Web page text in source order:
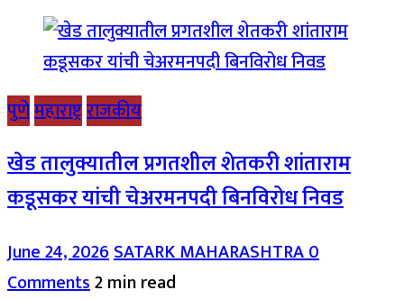
पुणेमहाराष्ट्रराजकीय
खेड तालुक्यातील प्रगतशील शेतकरी शांताराम
कडूसकर यांची चेअरमनपदी बिनविरोध निवड
June 24, 2026SATARK MAHARASHTRA0
Comments2 min read